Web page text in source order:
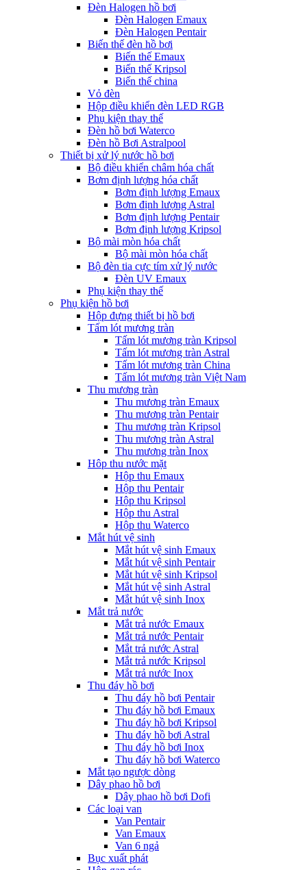
Đèn Halogen hồ bơi
Đèn Halogen Emaux
Đèn Halogen Pentair
Biến thế đèn hồ bơi
Biến thế Emaux
Biến thế Kripsol
Biến thế china
Vỏ đèn
Hộp điều khiển đèn LED RGB
Phụ kiện thay thế
Đèn hồ bơi Waterco
Đèn hồ Bơi Astralpool
Thiết bị xử lý nước hồ bơi
Bộ điều khiển châm hóa chất
Bơm định lượng hóa chất
Bơm định lượng Emaux
Bơm định lượng Astral
Bơm định lượng Pentair
Bơm định lượng Kripsol
Bộ mài mòn hóa chất
Bộ mài mòn hóa chất
Bộ đèn tia cực tím xử lý nước
Đèn UV Emaux
Phụ kiện thay thế
Phụ kiện hồ bơi
Hộp đựng thiết bị hồ bơi
Tấm lót mương tràn
Tấm lót mương tràn Kripsol
Tấm lót mương tràn Astral
Tấm lót mương tràn China
Tấm lót mương tràn Việt Nam
Thu mương tràn
Thu mương tràn Emaux
Thu mương tràn Pentair
Thu mương tràn Kripsol
Thu mương tràn Astral
Thu mương tràn Inox
Hôp thu nước mặt
Hộp thu Emaux
Hộp thu Pentair
Hộp thu Kripsol
Hộp thu Astral
Hộp thu Waterco
Mắt hút vệ sinh
Mắt hút vệ sinh Emaux
Mắt hút vệ sinh Pentair
Mắt hút vệ sinh Kripsol
Mắt hút vệ sinh Astral
Mắt hút vệ sinh Inox
Mắt trả nước
Mắt trả nước Emaux
Mắt trả nước Pentair
Mắt trả nước Astral
Mắt trả nước Kripsol
Mắt trả nước Inox
Thu đáy hồ bơi
Thu đáy hồ bơi Pentair
Thu đáy hồ bơi Emaux
Thu đáy hồ bơi Kripsol
Thu đáy hồ bơi Astral
Thu đáy hồ bơi Inox
Thu đáy hồ bơi Waterco
Mắt tạo ngược dòng
Dây phao hồ bơi
Dây phao hồ bơi Dofi
Các loại van
Van Pentair
Van Emaux
Van 6 ngả
Bục xuất phát